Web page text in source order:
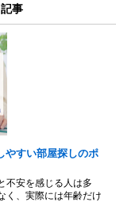
事
やすい部屋探しのポ
不安を感じる人は多
く、実際には年齢だけ